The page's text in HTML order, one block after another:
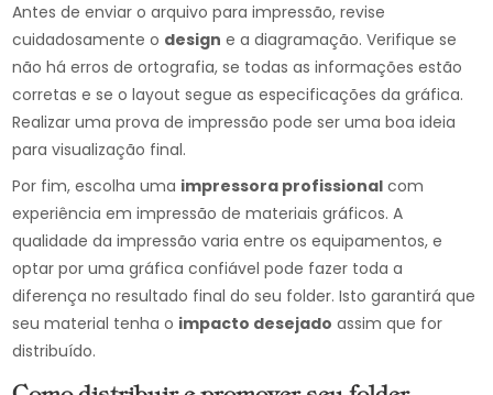
Antes de enviar o arquivo para impressão, revise
cuidadosamente o design e a diagramação. Verifique se
não há erros de ortografia, se todas as informações estão
corretas e se o layout segue as especificações da gráfica.
Realizar uma prova de impressão pode ser uma boa ideia
para visualização final.
Por fim, escolha uma impressora profissional com
experiência em impressão de materiais gráficos. A
qualidade da impressão varia entre os equipamentos, e
optar por uma gráfica confiável pode fazer toda a
diferença no resultado final do seu folder. Isto garantirá que
seu material tenha o impacto desejado assim que for
distribuído.